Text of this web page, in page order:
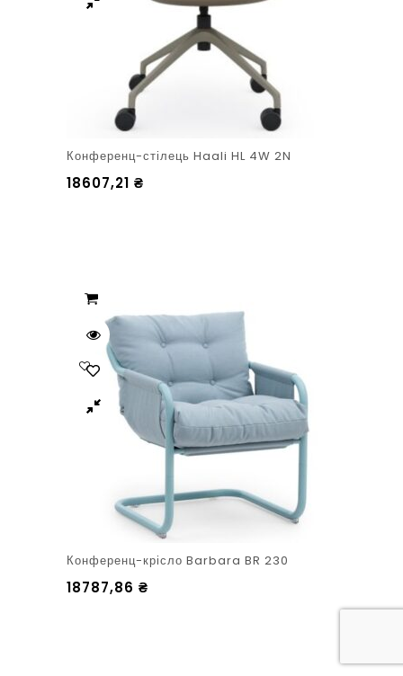
Конференц-стілець Haali HL 4W 2N
18607,21 ₴
Конференц-крісло Barbara BR 230
18787,86 ₴